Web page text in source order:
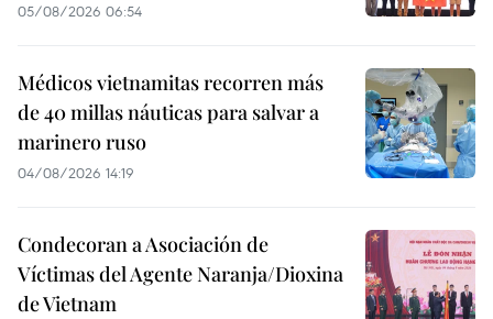
05/08/2026 06:54
Médicos vietnamitas recorren más
de 40 millas náuticas para salvar a
marinero ruso
04/08/2026 14:19
Condecoran a Asociación de
Víctimas del Agente Naranja/Dioxina
de Vietnam